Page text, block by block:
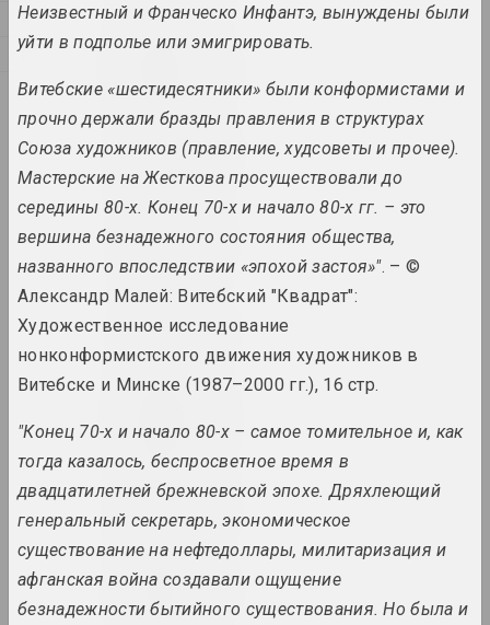
К
М
С
1927 год
results of the year
1928 год
1929 год
1930 год
results of the year
1935 год
results of the year
1937 год
results of the year
Неизвестный и Франческо Инфантэ, вынуждены были
уйти в подполье или эмигрировать.
Витебские «шестидесятники» были конформистами и
прочно держали бразды правления в структурах
Союза художников (правление, худсоветы и прочее).
Мастерские на Жесткова просуществовали до
середины 80-х. Конец 70-х и начало 80-х гг. – это
вершина безнадежного состояния общества,
названного впоследствии «эпохой застоя»". – ©
Александр Малей: Витебский "Квадрат":
Художественное исследование
нонконформистского движения художников в
Витебске и Минске (1987–2000 гг.), 16 стр.
"Конец 70-х и начало 80-х – самое томительное и, как
тогда казалось, беспросветное время в
двадцатилетней брежневской эпохе. Дряхлеющий
генеральный секретарь, экономическое
существование на нефтедоллары, милитаризация и
афганская война создавали ощущение
безнадежности бытийного существования. Но была и